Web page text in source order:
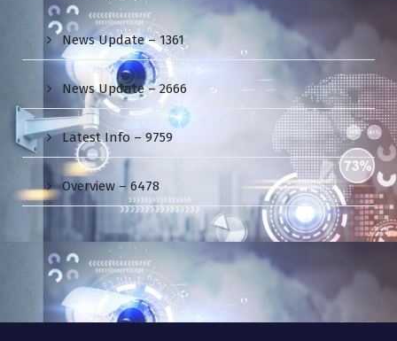
News Update – 1361
News Update – 2666
Latest Info – 9759
Overview – 6478